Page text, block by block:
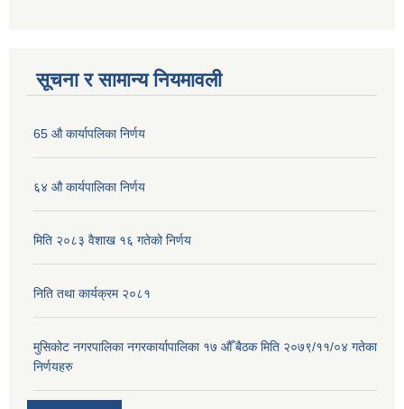
सूचना र सामान्य नियमावली
65 औ कार्यापलिका निर्णय
६४ औ कार्यपालिका निर्णय
मिति २०८३ वैशाख १६ गतेको निर्णय
निति तथा कार्यक्रम २०८१
मुसिकोट नगरपालिका नगरकार्यापालिका १७ औँ बैठक मिति २०७९/११/०४ गतेका
निर्णयहरु